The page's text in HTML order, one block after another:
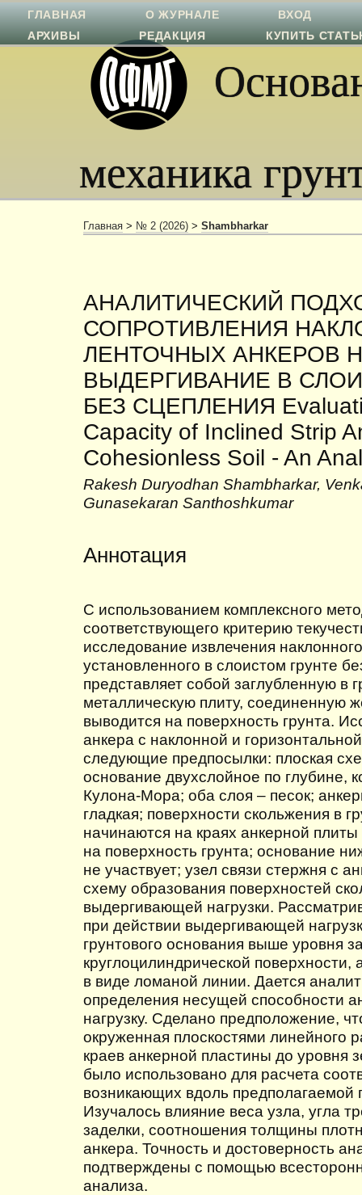
механика
ГЛАВНАЯ О ЖУРНАЛЕ
ВХОД
АРХИВЫ
РЕДАКЦИЯ КУПИТЬ
Главная > № 2 (2026) > Shambharkar
АНАЛИТИЧЕСКИЙ
СОПРОТИВЛЕНИЯ
ЛЕНТОЧНЫХ АНКЕРОВ
ВЫДЕРГИВАНИЕ В
БЕЗ СЦЕПЛЕНИЯ
Capacity of Inclined Strip
Cohesionless Soil - An
Rakesh Duryodhan Shambharkar,
Gunasekaran Santhoshkumar
Аннотация
С использованием комплексного
соответствующего критерию
исследование извлечения
установленного в слоистом грунте
представляет собой заглубленную в
металлическую плиту, соединенную
выводится на поверхность грунта.
анкера с наклонной и
следующие предпосылки: плоская
основание двухслойное по глубине,
Кулона-Мора; оба слоя – песок;
гладкая; поверхности скольжения в
начинаются на краях анкерной
на поверхность грунта; основание
не участвует; узел связи стержня с
схему образования поверхностей
выдергивающей нагрузки.
при действии выдергивающей
грунтового основания выше уровня
круглоцилиндрической поверхности,
в виде ломаной линии. Дается
определения несущей способности
нагрузку. Сделано предположение,
окруженная плоскостями линейного
краев анкерной пластины до уровня
было использовано для расчета
возникающих вдоль предполагаемой
Изучалось влияние веса узла, угла
заделки, соотношения толщины
анкера. Точность и достоверность
подтверждены с помощью
анализа.